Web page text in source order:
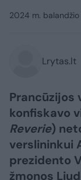
2024 m. balandžio
Lrytas.lt
Prancūzijos
konfiskavo
Reverie)
verslininkui
prezidento
žmonos